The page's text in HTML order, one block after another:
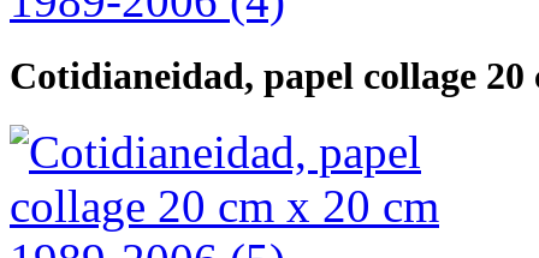
Cotidianeidad, papel collage 20